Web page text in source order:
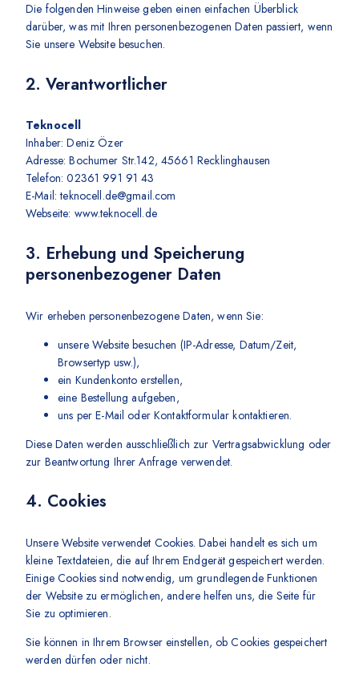
Die folgenden Hinweise geben einen einfachen Überblick
darüber, was mit Ihren personenbezogenen Daten passiert, wenn
Sie unsere Website besuchen.
2. Verantwortlicher
Teknocell
Inhaber: Deniz Özer
Adresse: Bochumer Str.142, 45661 Recklinghausen
Telefon: 02361 991 91 43
E-Mail: teknocell.de@gmail.com
Webseite: www.teknocell.de
3. Erhebung und Speicherung
personenbezogener Daten
Wir erheben personenbezogene Daten, wenn Sie:
unsere Website besuchen (IP-Adresse, Datum/Zeit,
Browsertyp usw.),
ein Kundenkonto erstellen,
eine Bestellung aufgeben,
uns per E-Mail oder Kontaktformular kontaktieren.
Diese Daten werden ausschließlich zur Vertragsabwicklung oder
zur Beantwortung Ihrer Anfrage verwendet.
4. Cookies
Unsere Website verwendet Cookies. Dabei handelt es sich um
kleine Textdateien, die auf Ihrem Endgerät gespeichert werden.
Einige Cookies sind notwendig, um grundlegende Funktionen
der Website zu ermöglichen, andere helfen uns, die Seite für
Sie zu optimieren.
Sie können in Ihrem Browser einstellen, ob Cookies gespeichert
werden dürfen oder nicht.